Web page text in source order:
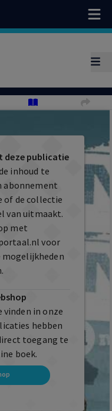
deze publicatie
inhoud te
abonnement
of de collectie
van uitmaakt.
met
voor
vinden in onze
hebben
toegang te
boek.